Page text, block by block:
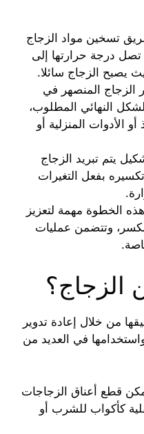
تسخين مواد الزجاج
درجة حرارتها إلى
يصبح الزجاج سائلا.
الزجاج المنصهر في
النهائي المطلوب،
الأدوات المنزلية أو
يتم تبريد الزجاج
بفعل التغيرات
الخطوة مهمة لتعزيز
وتتضمن عمليات
الزجاج؟
من خلال إعادة تدوير
واستخدامها في العديد من
قطع أعناق الزجاجات
كأكواب للشرب أو